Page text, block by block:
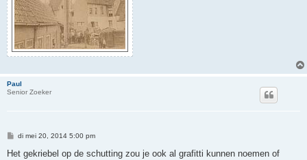
Paul
Senior Zoeker
B
r
di mei 20, 2014 5:00 pm
Het gekriebel op de schutting zou je ook al grafitti kunnen noemen of